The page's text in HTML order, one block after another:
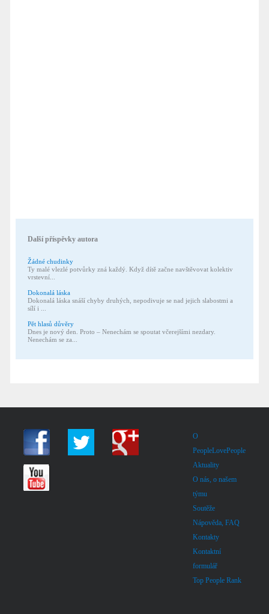
Další příspěvky autora
Žádné chudinky
Ty malé vlezlé potvůrky zná každý. Když dítě začne navštěvovat kolektiv
vrstevní...
Dokonalá láska
Dokonalá láska snáší chyby druhých, nepodivuje se nad jejich slabostmi a
sílí i ...
Pět hlasů důvěry
Dnes je nový den. Proto – Nenechám se spoutat včerejšími nezdary.
Nenechám se za...
O
PeopleLovePeople
Aktuality
O nás, o našem
týmu
Soutěže
Nápověda, FAQ
Kontakty
Kontaktní
formulář
Top People Rank